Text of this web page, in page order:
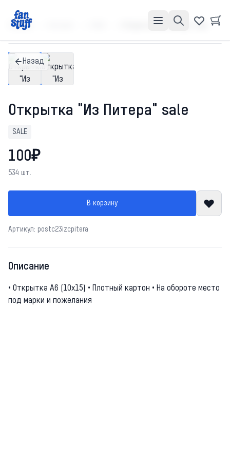
Главная Открытка "Из Питера" sale
Назад
Открытка "Из Питера" sale
SALE
100₽
534 шт.
В корзину
Артикул: postc23izcpitera
Описание
• Открытка А6 (10х15) • Плотный картон • На обороте место
под марки и пожелания